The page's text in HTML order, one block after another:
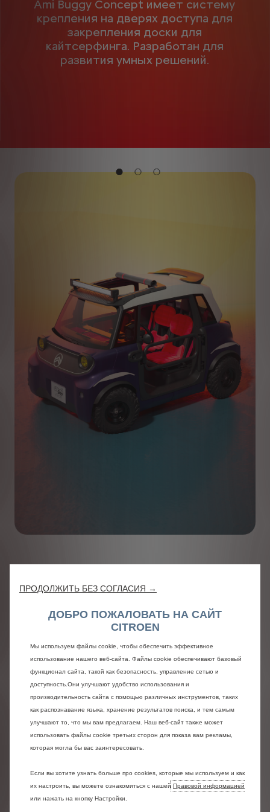
Ami Buggy Concept имеет систему
крепления на дверях доступа для
закрепления доски для
кайтсерфинга. Разработан для
развития умных решений.
Комфорт
без
компромиссов
Внутри два пассажира
наслаждаются повышенным
комфортом с новыми
подушками сидений,
вдохновленными мягким
комфортом сидений Citroën
Advanced Comfort®. Они имеют
инфракрасный оранжево-
красный цвет, который можно
увидеть на сиденьях концепта
ПРОДОЛЖИТЬ БЕЗ СОГЛАСИЯ →
ДОБРО ПОЖАЛОВАТЬ НА САЙТ
CITROEN
Мы используем файлы cookie, чтобы обеспечить эффективное
использование нашего веб-сайта. Файлы cookie обеспечивают базовый
функционал сайта, такой как безопасность, управление сетью и
доступность.Они улучшают удобство использования и
производительность сайта с помощью различных инструментов, таких
как распознавание языка, хранение результатов поиска, и тем самым
улучшают то, что мы вам предлагаем. Наш веб-сайт также может
использовать файлы cookie третьих сторон для показа вам рекламы,
которая могла бы вас заинтересовать.
Если вы хотите узнать больше про cookies, которые мы используем и как
их настроить, вы можете ознакомиться с нашей Правовой информацией
или нажать на кнопку Настройки.